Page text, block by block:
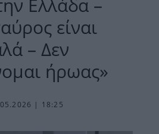
Ελλάδα –
είναι
– Δεν
ήρωας»
| 18:25